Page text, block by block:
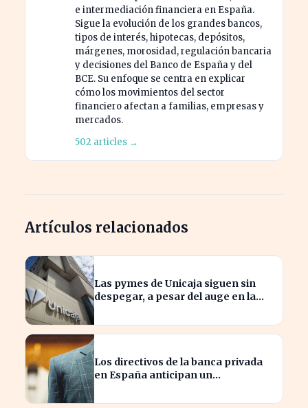
e intermediación financiera en España.
Sigue la evolución de los grandes bancos,
tipos de interés, hipotecas, depósitos,
márgenes, morosidad, regulación bancaria
y decisiones del Banco de España y del
BCE. Su enfoque se centra en explicar
cómo los movimientos del sector
financiero afectan a familias, empresas y
mercados.
502 articles →
Artículos relacionados
Las pymes de Unicaja siguen sin
despegar, a pesar del auge en la
Los directivos de la banca privada
en España anticipan un